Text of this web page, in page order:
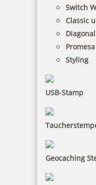
Switch
Classic
Diagonal
Promesa
Styling
USB-Stamp
Geocaching
Smartpen Heri Stamp &